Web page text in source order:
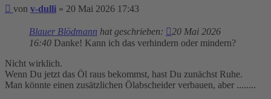
Beitrag
von v-dulli » 20 Mai 2026 17:43
Blauer Blödmann hat geschrieben:
20 Mai 2026
16:40 Danke! Kann ich das verhindern oder mindern?
Nicht wirklich.
Wenn Du jetzt das Öl raus bekommst, hast Du zunächst Ruhe.
Man könnte einen zusätzlichen Ölabscheider verbauen, aber ........